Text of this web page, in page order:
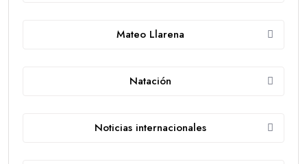
Mateo Llarena
Natación
Noticias internacionales